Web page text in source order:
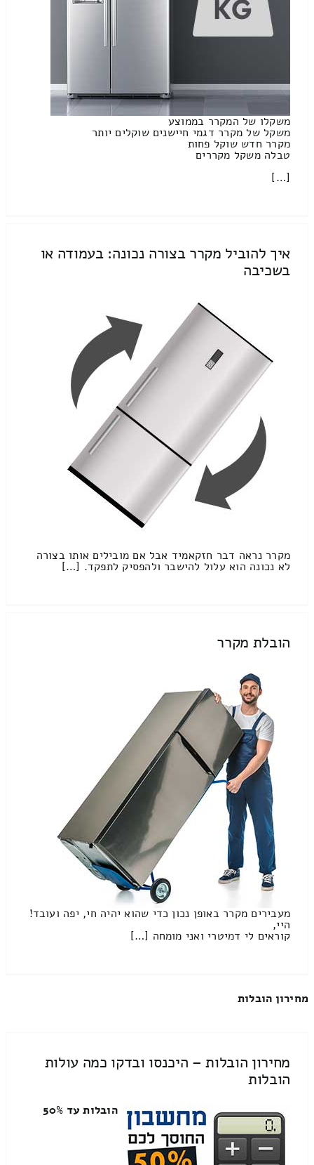
משקלו של המקרר בממוצע
משקל של מקרר דגמי חיישנים שוקלים יותר
מקרר חדש שוקל פחות
טבלה משקל מקררים
[…]
איך להוביל מקרר בצורה נכונה: בעמודה או
בשכיבה
מקרר נראה דבר חזקאמיד אבל אם מובילים אותו בצורה
לא נכונה הוא עלול להישבר ולהפסיק לתפקד. […]
הובלת מקרר
מעבירים מקרר באופן נכון כדי שהוא יהיה חי, יפה ועובד!
היי,
קוראים לי דמיטרי ואני מומחה […]
מחירון הובלות
מחירון הובלות – היכנסו ובדקו כמה עולות
הובלות
הובלות עד 50%